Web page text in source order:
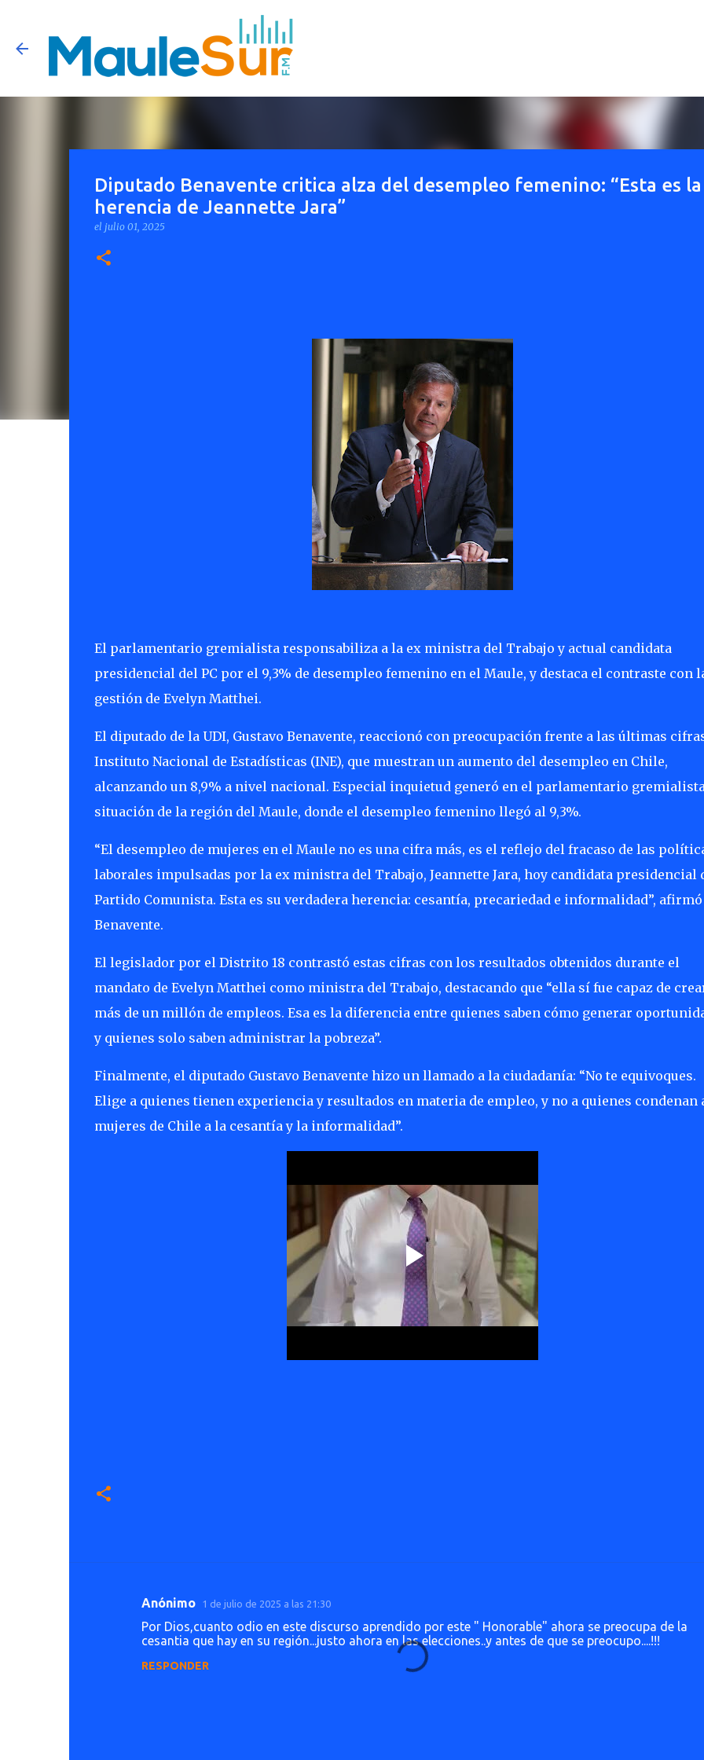
Diputado Benavente critica alza del desempleo femenino: “Esta es la
herencia de Jeannette Jara”
el julio 01, 2025
El parlamentario gremialista responsabiliza a la ex ministra del Trabajo y actual candidata
presidencial del PC por el 9,3% de desempleo femenino en el Maule, y destaca el contraste con
gestión de Evelyn Matthei.
El diputado de la UDI, Gustavo Benavente, reaccionó con preocupación frente a las últimas
Instituto Nacional de Estadísticas (INE), que muestran un aumento del desempleo en Chile,
alcanzando un 8,9% a nivel nacional. Especial inquietud generó en el parlamentario
situación de la región del Maule, donde el desempleo femenino llegó al 9,3%.
“El desempleo de mujeres en el Maule no es una cifra más, es el reflejo del fracaso de las
laborales impulsadas por la ex ministra del Trabajo, Jeannette Jara, hoy candidata presidencial
Partido Comunista. Esta es su verdadera herencia: cesantía, precariedad e informalidad”, afirmó
Benavente.
El legislador por el Distrito 18 contrastó estas cifras con los resultados obtenidos durante el
mandato de Evelyn Matthei como ministra del Trabajo, destacando que “ella sí fue capaz de
más de un millón de empleos. Esa es la diferencia entre quienes saben cómo generar
y quienes solo saben administrar la pobreza”.
Finalmente, el diputado Gustavo Benavente hizo un llamado a la ciudadanía: “No te equivoques.
Elige a quienes tienen experiencia y resultados en materia de empleo, y no a quienes condenan
mujeres de Chile a la cesantía y la informalidad”.
Anónimo 1 de julio de 2025 a las 21:30
Por Dios,cuanto odio en este discurso aprendido por este " Honorable" ahora se preocupa de la
cesantia que hay en su región...justo ahora en las elecciones..y antes de que se preocupo....!!!
RESPONDER